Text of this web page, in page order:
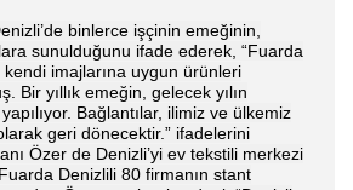
binlerce işçinin emeğinin,
sunulduğunu ifade ederek, “Fuarda
kendi imajlarına uygun ürünleri
Bir yıllık emeğin, gelecek yılın
Bağlantılar, ilimiz ve ülkemiz
geri dönecektir.” ifadelerini
Özer de Denizli’yi ev tekstili merkezi
Denizlili 80 firmanın stant